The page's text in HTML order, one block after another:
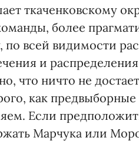
ткаченковскому
более
по всей видимости
и
что ничто не
как
Если
Марчука или